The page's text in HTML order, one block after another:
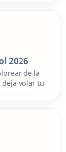
2026
de la
deja volar tu